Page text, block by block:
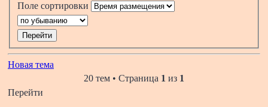
Поле сортировки
Новая тема
20 тем • Страница 1 из 1
Перейти